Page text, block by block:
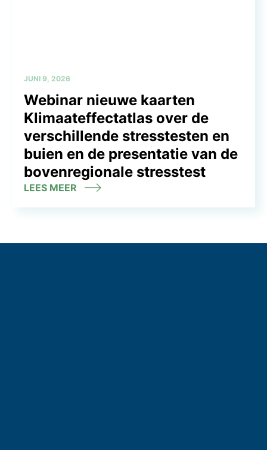
JUNI 9, 2026
Webinar nieuwe kaarten
Klimaateffectatlas over de
verschillende stresstesten en
buien en de presentatie van de
bovenregionale stresstest
LEES MEER